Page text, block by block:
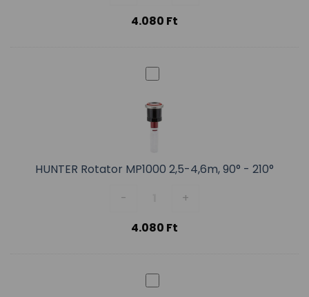
4.080 Ft
HUNTER Rotator MP1000 2,5-4,6m, 90° - 210°
-
+
4.080 Ft